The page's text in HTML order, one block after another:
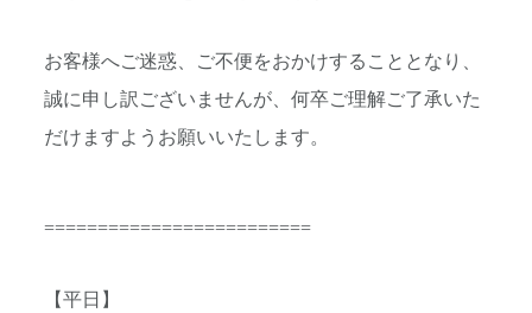
お客様へご迷惑、ご不便をおかけすることとなり、
誠に申し訳ございませんが、何卒ご理解ご了承いた
だけますようお願いいたします。
=========================
【平日】